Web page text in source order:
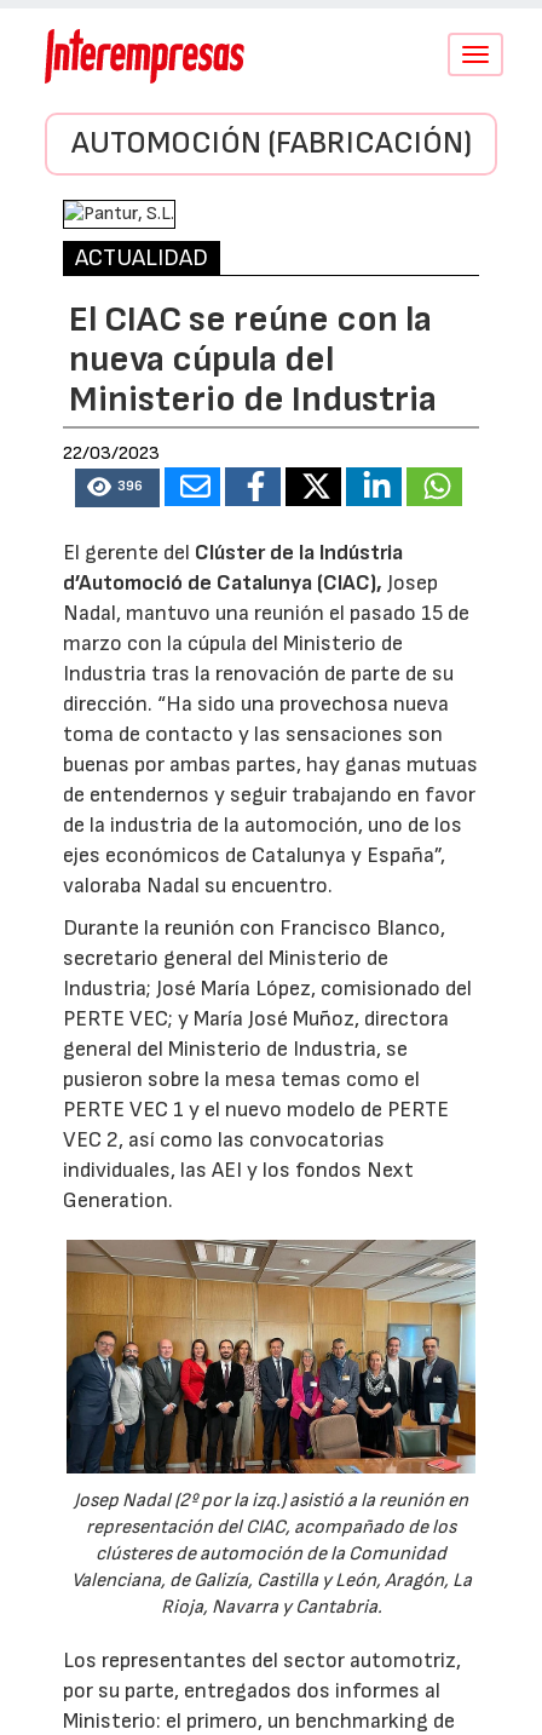
Conmutar
AUTOMOCIÓN (FABRICACIÓN)
ACTUALIDAD
El CIAC se reúne con la
nueva cúpula del
Ministerio de Industria
22/03/2023
396
El gerente del Clúster de la Indústria
d’Automoció de Catalunya (CIAC), Josep
Nadal, mantuvo una reunión el pasado 15 de
marzo con la cúpula del Ministerio de
Industria tras la renovación de parte de su
dirección. “Ha sido una provechosa nueva
toma de contacto y las sensaciones son
buenas por ambas partes, hay ganas mutuas
de entendernos y seguir trabajando en favor
de la industria de la automoción, uno de los
ejes económicos de Catalunya y España”,
valoraba Nadal su encuentro.
Durante la reunión con Francisco Blanco,
secretario general del Ministerio de
Industria; José María López, comisionado del
PERTE VEC; y María José Muñoz, directora
general del Ministerio de Industria, se
pusieron sobre la mesa temas como el
PERTE VEC 1 y el nuevo modelo de PERTE
VEC 2, así como las convocatorias
individuales, las AEI y los fondos Next
Generation.
Josep Nadal (2º por la izq.) asistió a la reunión en
representación del CIAC, acompañado de los
clústeres de automoción de la Comunidad
Valenciana, de Galizía, Castilla y León, Aragón, La
Rioja, Navarra y Cantabria.
Los representantes del sector automotriz,
por su parte, entregados dos informes al
Ministerio: el primero, un benchmarking de